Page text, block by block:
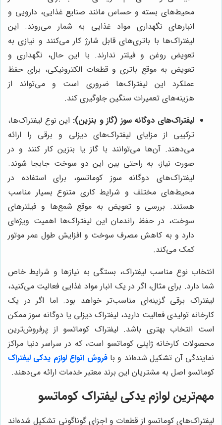
محیط‌های بسته و حساس مانند صنایع غذایی، دارویی و
انبارهای نگهداری مواد غذایی به شمار می‌روند. این
لیفتراک‌ها با باتری‌های قابل شارژ کار می‌کنند و نیازی به
تعویض روغن و فیلتر ندارند. با این حال، نگهداری و
تعویض به موقع باتری و قطعات الکترونیکی، برای حفظ
عملکرد این لیفتراک‌ها ضروری است و می‌تواند از
هزینه‌های تعمیرات سنگین جلوگیری کند.
لیفتراک‌های دوگانه سوز (گاز و بنزین): این نوع لیفتراک‌ها،
ترکیبی از مزایای لیفتراک‌های دیزلی و برقی را ارائه
می‌دهند. آن‌ها می‌توانند با گاز یا بنزین کار کنند و در
صورت نیاز، به راحتی بین این دو سوخت جابجا شوند.
لیفتراک‌های دوگانه سوز کوماتسو، برای استفاده در
محیط‌های مختلف و شرایط کاری متنوع بسیار مناسب
هستند. بررسی و تعویض به موقع شمع‌ها و فیلترهای
سوخت، در حفظ راندمان این لیفتراک‌ها اهمیت ویژه‌ای
دارد و به کاهش مصرف سوخت و افزایش طول عمر موتور
کمک می‌کند.
انتخاب نوع مناسب لیفتراک، بستگی به نیازها و شرایط خاص
شما دارد. برای مثال، اگر در یک انبار مواد غذایی فعالیت می‌کنید،
لیفتراک برقی گزینه‌ای مناسب‌تر خواهد بود. اما اگر در یک
کارخانه تولیدی فعالیت دارید، لیفتراک دیزلی یا دوگانه سوز ممکن
است انتخاب بهتری باشد. لیفتراک کوماتسو از پرفروش‌ترین
محصولات کارخانه ژاپنی کوماتسو است، که در سراسر دنیا مراکز
نمایندگی آن تشکیل شده‌اند و بافروش انواع لوازم یدکی لیفتراک
کوماتسو اصل به مشتریان این برند معتبر خدمات ارائه می‌دهند.
مهم‌ترین لوازم یدکی لیفتراک کوماتسو
لیفتراک‌های کوماتسو از قطعات و اجزای گوناگونی تشکیل شده‌اند